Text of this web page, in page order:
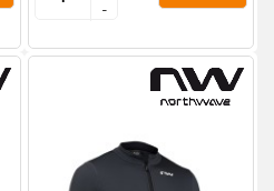
--